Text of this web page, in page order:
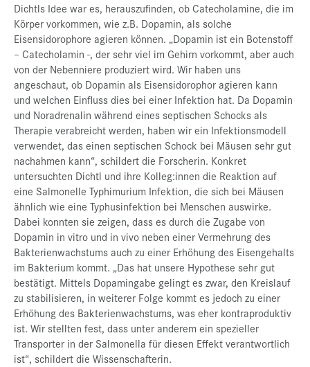
Dichtls Idee war es, herauszufinden, ob Catecholamine, die im
Körper vorkommen, wie z.B. Dopamin, als solche
Eisensidorophore agieren können. „Dopamin ist ein Botenstoff
– Catecholamin -, der sehr viel im Gehirn vorkommt, aber auch
von der Nebenniere produziert wird. Wir haben uns
angeschaut, ob Dopamin als Eisensidorophor agieren kann
und welchen Einfluss dies bei einer Infektion hat. Da Dopamin
und Noradrenalin während eines septischen Schocks als
Therapie verabreicht werden, haben wir ein Infektionsmodell
verwendet, das einen septischen Schock bei Mäusen sehr gut
nachahmen kann“, schildert die Forscherin. Konkret
untersuchten Dichtl und ihre Kolleg:innen die Reaktion auf
eine Salmonelle Typhimurium Infektion, die sich bei Mäusen
ähnlich wie eine Typhusinfektion bei Menschen auswirke.
Dabei konnten sie zeigen, dass es durch die Zugabe von
Dopamin in vitro und in vivo neben einer Vermehrung des
Bakterienwachstums auch zu einer Erhöhung des Eisengehalts
im Bakterium kommt. „Das hat unsere Hypothese sehr gut
bestätigt. Mittels Dopamingabe gelingt es zwar, den Kreislauf
zu stabilisieren, in weiterer Folge kommt es jedoch zu einer
Erhöhung des Bakterienwachstums, was eher kontraproduktiv
ist. Wir stellten fest, dass unter anderem ein spezieller
Transporter in der Salmonella für diesen Effekt verantwortlich
ist“, schildert die Wissenschafterin.